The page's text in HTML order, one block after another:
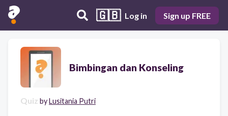
🇬🇧 Log in Sign up FREE
Bimbingan dan Konseling
Quiz byLusitania Putri